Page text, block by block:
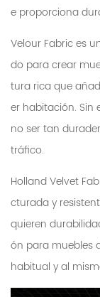
e proporciona
Velour Fabric es
do para crear
tura rica que
er habitación. Sin
no ser tan
tráfico.
Holland Velvet
cturada y
quieren
ón para muebles
habitual y al